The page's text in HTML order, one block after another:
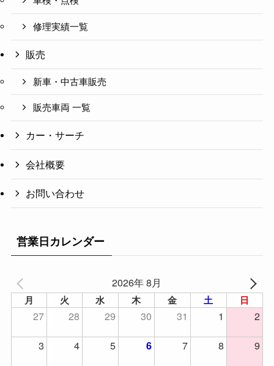
修理実績一覧
販売
新車・中古車販売
販売車両 一覧
カー・サーチ
会社概要
お問い合わせ
営業日カレンダー
2026年 8月
月 火 水 木 金 土 日
27 28 29 30 31 1
2
3
4 5 6 7 8
9